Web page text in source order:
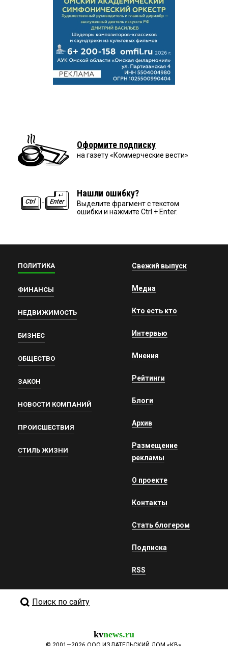
Оформите подписку
на газету «Коммерческие вести»
Нашли ошибку?
Выделите фрагмент с текстом
ошибки и нажмите Ctrl + Enter.
ПОЛИТИКА
ФИНАНСЫ
НЕДВИЖИМОСТЬ
БИЗНЕС
ОБЩЕСТВО
ЗАКОН
НОВОСТИ КОМПАНИЙ
ПРОИСШЕСТВИЯ
СТИЛЬ ЖИЗНИ
Свежий выпуск
Медиа
Кто есть кто
Интервью
Мнения
Рейтинги
Блоги
Архив
Размещение
рекламы
О проекте
Контакты
Стать блогером
Подписка
RSS
Поиск по сайту
kvnews.ru